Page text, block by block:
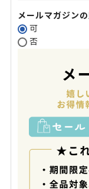
メールマガジン
可
否